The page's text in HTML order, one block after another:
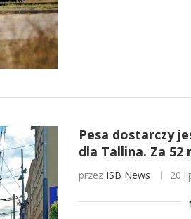
Pesa dostarczy
dla Tallina. Za 52
przez ISB News 20